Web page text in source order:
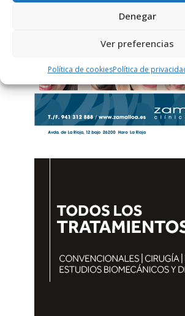
Denegar
Ver preferencias
Política de cookiesPolítica de